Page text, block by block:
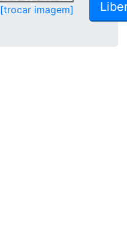
[trocar imagem]